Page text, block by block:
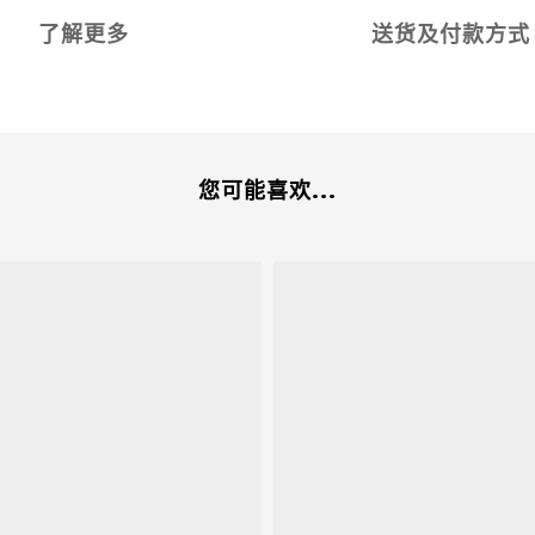
了解更多 送货及付款方式
您可能喜欢...